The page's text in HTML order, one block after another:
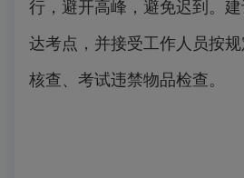
行，避开高峰，避免迟到。
达考点，并接受工作人员按
核查、考试违禁物品检查。